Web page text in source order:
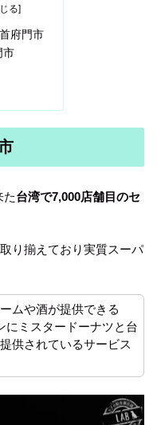
府門市
市
た台湾で7,000店舗目のセ
り揃えており実質スーパ
ムや酒が提供できる
にミスタードーナツと台
供されているサービス